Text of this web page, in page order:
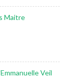
Maitre
Veil